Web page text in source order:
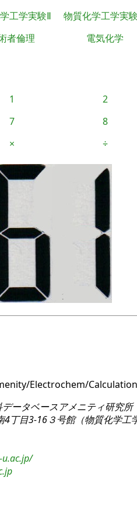
工学実験Ⅱ 物質化学工学実
者倫理 電気化学
1 2
7 8
× ÷
Electrochem/
データベースアメニティ研究所
4丁目3-16３号館（物質化学工